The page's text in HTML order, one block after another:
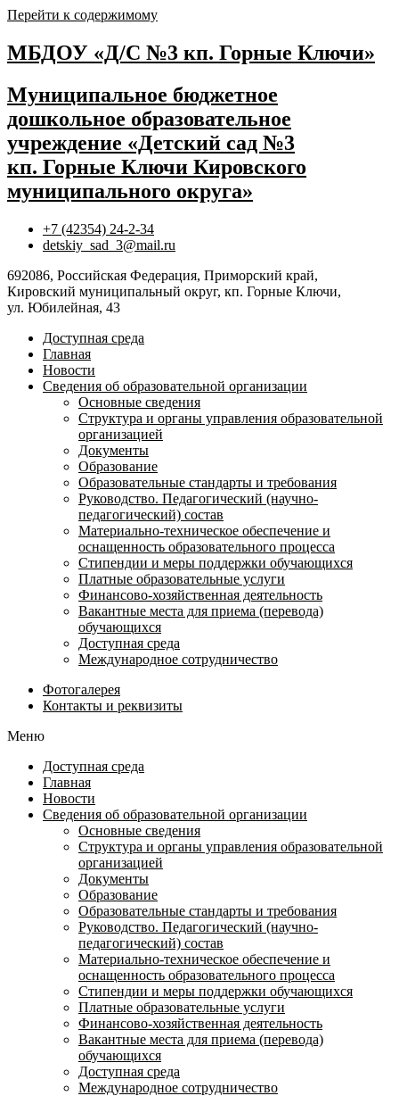
Перейти к содержимому
МБДОУ «Д/С №3 кп. Горные Ключи»
Муниципальное бюджетное
дошкольное образовательное
учреждение «Детский сад №3
кп. Горные Ключи Кировского
муниципального округа»
+7 (42354) 24-2-34
detskiy_sad_3@mail.ru
692086, Российская Федерация, Приморский край,
Кировский муниципальный округ, кп. Горные Ключи,
ул. Юбилейная, 43
Доступная среда
Главная
Новости
Сведения об образовательной организации
Основные сведения
Структура и органы управления образовательной
организацией
Документы
Образование
Образовательные стандарты и требования
Руководство. Педагогический (научно-
педагогический) состав
Материально-техническое обеспечение и
оснащенность образовательного процесса
Стипендии и меры поддержки обучающихся
Платные образовательные услуги
Финансово-хозяйственная деятельность
Вакантные места для приема (перевода)
обучающихся
Доступная среда
Международное сотрудничество
Фотогалерея
Контакты и реквизиты
Меню
Доступная среда
Главная
Новости
Сведения об образовательной организации
Основные сведения
Структура и органы управления образовательной
организацией
Документы
Образование
Образовательные стандарты и требования
Руководство. Педагогический (научно-
педагогический) состав
Материально-техническое обеспечение и
оснащенность образовательного процесса
Стипендии и меры поддержки обучающихся
Платные образовательные услуги
Финансово-хозяйственная деятельность
Вакантные места для приема (перевода)
обучающихся
Доступная среда
Международное сотрудничество